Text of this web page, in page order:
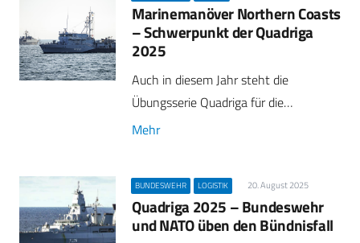
Marinemanöver Northern Coasts
– Schwerpunkt der Quadriga
2025
Auch in diesem Jahr steht die
Übungsserie Quadriga für die…
Mehr
BUNDESWEHR LOGISTIK 20. August 2025
Quadriga 2025 – Bundeswehr
und NATO üben den Bündnisfall